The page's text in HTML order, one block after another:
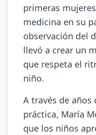
primeras
medicina en su
observación del
llevó a crear un
que respeta el
niño.
A través de
práctica, María
que los niños